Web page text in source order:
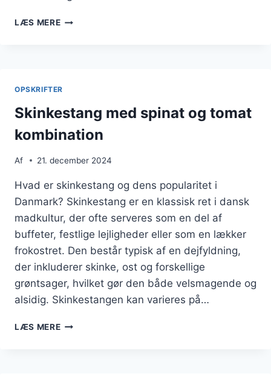
LÆS MERESKINKESTANG
OPSKRIFTER
Skinkestang med spinat og tomat
kombination
Af 21. december 2024
Hvad er skinkestang og dens popularitet i
Danmark? Skinkestang er en klassisk ret i dansk
madkultur, der ofte serveres som en del af
buffeter, festlige lejligheder eller som en lækker
frokostret. Den består typisk af en dejfyldning,
der inkluderer skinke, ost og forskellige
grøntsager, hvilket gør den både velsmagende og
alsidig. Skinkestangen kan varieres på…
LÆS MERESKINKESTANG